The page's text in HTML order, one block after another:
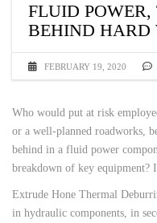
FLUID
BEHIND HARD
FEBRUARY 19, 2020
Who would put at risk
or a well-planned roadworks,
behind in a fluid power
breakdown of key equipment?
Extrude Hone Thermal
in hydraulic components, in